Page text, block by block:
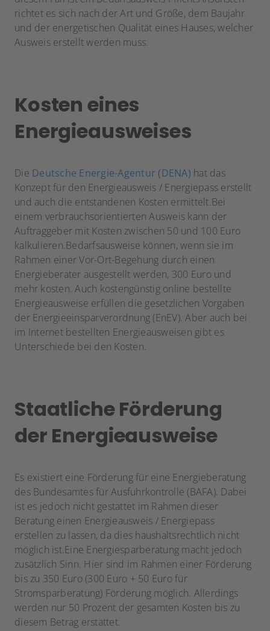
richtet es sich nach der Art und Größe, dem Baujahr
und der energetischen Qualität eines Hauses, welcher
Ausweis erstellt werden muss.
Kosten eines
Energieausweises
Die Deutsche Energie-Agentur (DENA) hat das
Konzept für den Energieausweis / Energiepass erstellt
und auch die entstandenen Kosten ermittelt.Bei
einem verbrauchsorientierten Ausweis kann der
Auftraggeber mit Kosten zwischen 50 und 100 Euro
kalkulieren.Bedarfsausweise können, wenn sie im
Rahmen einer Vor-Ort-Begehung durch einen
Energieberater ausgestellt werden, 300 Euro und
mehr kosten. Auch kostengünstig online bestellte
Energieausweise erfüllen die gesetzlichen Vorgaben
der Energieeinsparverordnung (EnEV). Aber auch bei
im Internet bestellten Energieausweisen gibt es
Unterschiede bei den Kosten.
Staatliche Förderung
der Energieausweise
Es existiert eine Förderung für eine Energieberatung
des Bundesamtes für Ausfuhrkontrolle (BAFA). Dabei
ist es jedoch nicht gestattet im Rahmen dieser
Beratung einen Energieausweis / Energiepass
erstellen zu lassen, da dies haushaltsrechtlich nicht
möglich ist.Eine Energiesparberatung macht jedoch
zusätzlich Sinn. Hier sind im Rahmen einer Förderung
bis zu 350 Euro (300 Euro + 50 Euro für
Stromsparberatung) Förderung möglich. Allerdings
werden nur 50 Prozent der gesamten Kosten bis zu
diesem Betrag erstattet.